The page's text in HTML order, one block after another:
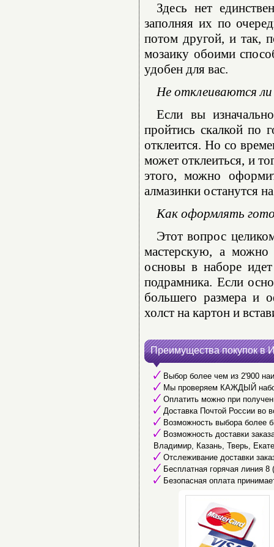
Здесь нет
заполняя их по
потом другой, и так,
мозаику обоими
удобен для вас.
Не отклеиваются ли
Если вы
пройтись скалкой по
отклеится. Но со
может отклеиться, и
этого, можно
алмазинки останутся
Как оформлять
Этот вопрос
мастерскую, а можно
основы в наборе
подрамника. Если
большего размера и
холст на картон и
Преимущества покупок в
Выбор более чем из 2'900
Мы проверяем КАЖДЫЙ набор
Оплатить можно при
Доставка Почтой России во
Возможность выбора более
Возможность доставки
Владимир, Казань, Тверь,
Отслеживание доставки
Бесплатная горячая линия
Безопасная оплата